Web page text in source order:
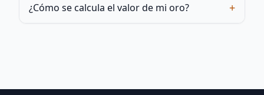
¿Cómo se calcula el valor de mi oro? +